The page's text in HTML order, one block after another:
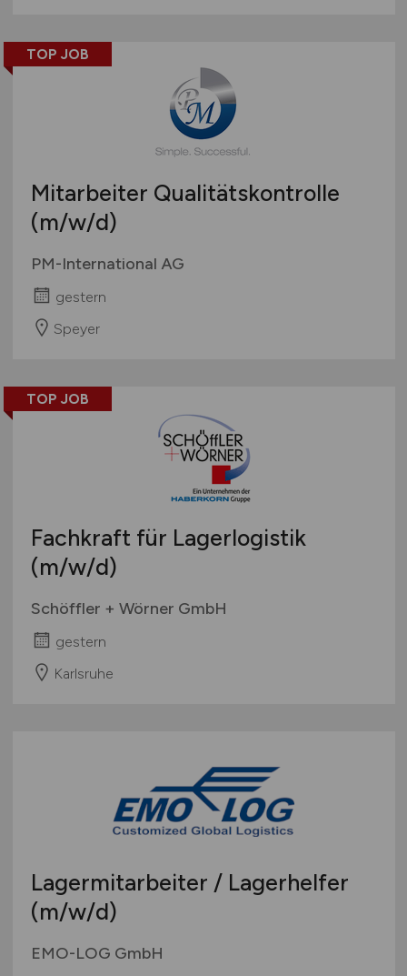
TOP JOB
Mitarbeiter Qualitätskontrolle
(m/w/d)
PM-International AG
gestern
Speyer
TOP JOB
Fachkraft für Lagerlogistik
(m/w/d)
Schöffler + Wörner GmbH
gestern
Karlsruhe
Lagermitarbeiter / Lagerhelfer
(m/w/d)
EMO-LOG GmbH